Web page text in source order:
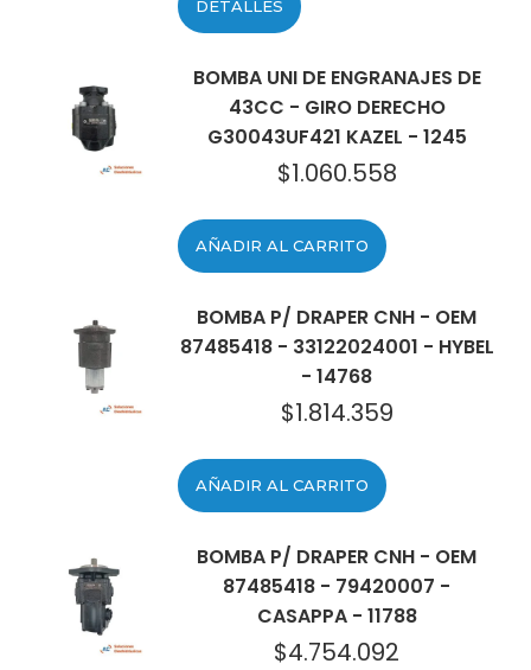
DETALLES
BOMBA UNI DE ENGRANAJES DE
43CC - GIRO DERECHO
G30043UF421 KAZEL - 1245
$1.060.558
AÑADIR AL CARRITO
BOMBA P/ DRAPER CNH - OEM
87485418 - 33122024001 - HYBEL
- 14768
$1.814.359
AÑADIR AL CARRITO
BOMBA P/ DRAPER CNH - OEM
87485418 - 79420007 -
CASAPPA - 11788
$4.754.092